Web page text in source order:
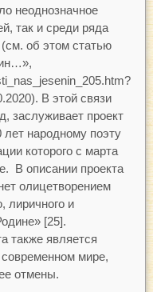
неоднозначное
так и среди ряда
об этом статью
В этой связи
заслуживает проект
лет народному поэту
которого с марта
В описании проекта
олицетворением
лиричного и
[25].
также является
мире,
отмены.